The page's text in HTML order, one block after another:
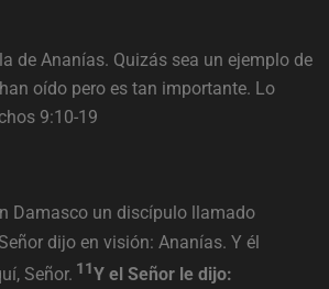
de Ananías. Quizás sea un ejemplo de
oído pero es tan importante. Lo
9:10-19
Damasco un discípulo llamado
dijo en visión: Ananías. Y él
Señor. 11Y el Señor le dijo: